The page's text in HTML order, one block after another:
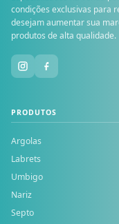
condições exclusivas para
desejam aumentar sua
produtos de alta qualidade.
PRODUTOS
Argolas
Labrets
Umbigo
Nariz
Septo